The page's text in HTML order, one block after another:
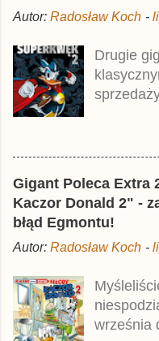
Autor: Radosław Koch -
Drugie
Jest to
wynosi
rabatem
który
2025
Gigant Poleca Extra
Kaczor Donald 2" -
błąd Egmontu!
Autor: Radosław Koch -
września